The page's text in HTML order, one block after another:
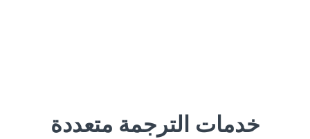
خدمات الترجمة متعددة